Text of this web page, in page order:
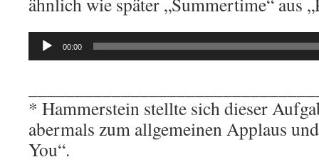
Audio-
00:00
* Hammerstein stellte sich dieser
abermals zum allgemeinen Applaus
You“.